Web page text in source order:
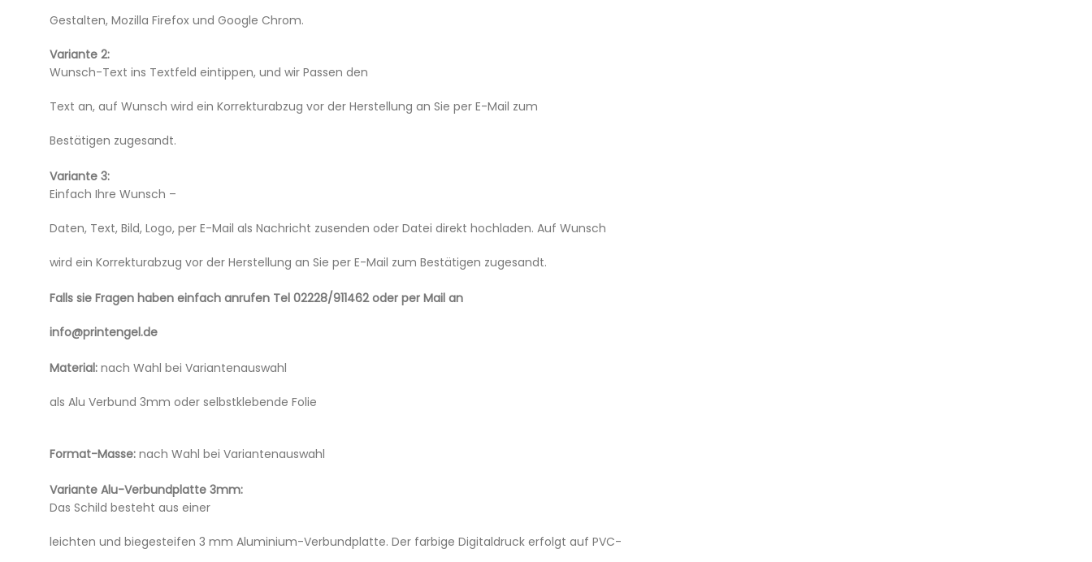
Gestalten, Mozilla Firefox und Google Chrom.
Variante 2:
Wunsch-Text ins Textfeld eintippen, und wir Passen den
Text an, auf Wunsch wird ein Korrekturabzug vor der Herstellung an Sie per E-Mail zum
Bestätigen zugesandt.
Variante 3:
Einfach Ihre Wunsch –
Daten, Text, Bild, Logo, per E-Mail als Nachricht zusenden oder Datei direkt hochladen. Auf Wunsch
wird ein Korrekturabzug vor der Herstellung an Sie per E-Mail zum Bestätigen zugesandt.
Falls sie Fragen haben einfach anrufen Tel 02228/911462 oder per Mail an
info@printengel.de
Material: nach Wahl bei Variantenauswahl
als Alu Verbund 3mm oder selbstklebende Folie
Format-Masse: nach Wahl bei Variantenauswahl
Variante Alu-Verbundplatte 3mm:
Das Schild besteht aus einer
leichten und biegesteifen 3 mm Aluminium-Verbundplatte. Der farbige Digitaldruck erfolgt auf PVC-